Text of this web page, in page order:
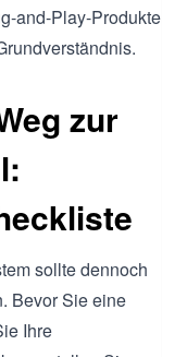
and-Play-Produkte
zur
sollte dennoch
Bevor Sie eine
Ihre